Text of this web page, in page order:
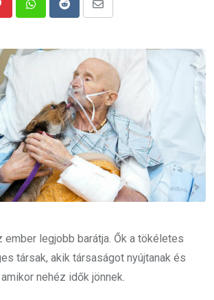
PinterestWhatsappRedditShare
Email
ember legjobb barátja. Ők a tökéletes
társak, akik társaságot nyújtanak és
nehéz idők jönnek.